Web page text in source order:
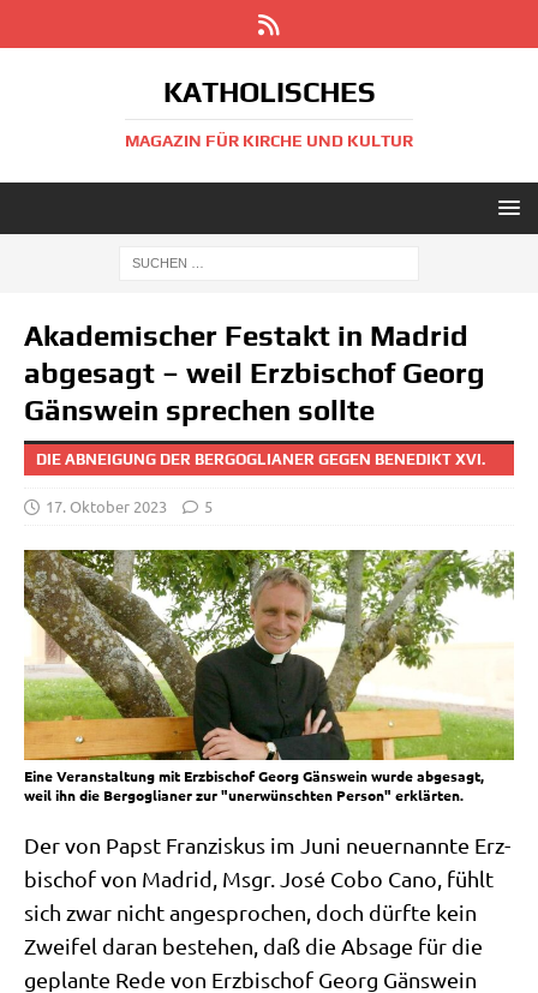
KATHOLISCHES
MAGAZIN FÜR KIRCHE UND KULTUR
Akademischer Festakt in Madrid
abgesagt – weil Erzbischof Georg
Gänswein sprechen sollte
DIE ABNEIGUNG DER BERGOGLIANER GEGEN BENEDIKT XVI.
17. Oktober 2023 5
Eine Veranstaltung mit Erzbischof Georg Gänswein wurde abgesagt,
weil ihn die Bergoglianer zur "unerwünschten Person" erklärten.
Der von Papst Fran­zis­kus im Juni neu­ernann­te Erz­
bi­schof von Madrid, Msgr. José Cobo Cano, fühlt
sich zwar nicht ange­spro­chen, doch dürf­te kein
Zwei­fel dar­an bestehen, daß die Absa­ge für die
geplan­te Rede von Erz­bi­schof Georg Gäns­wein